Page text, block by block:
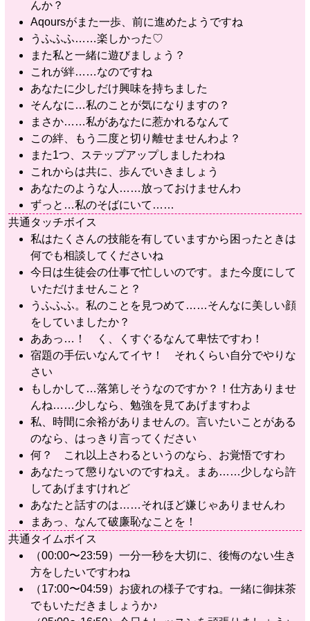
んか？
Aqoursがまた一歩、前に進めたようですね
うふふふ……楽しかった♡
また私と一緒に遊びましょう？
これが絆……なのですね
あなたに少しだけ興味を持ちました
そんなに…私のことが気になりますの？
まさか……私があなたに惹かれるなんて
この絆、もう二度と切り離せませんわよ？
また1つ、ステップアップしましたわね
これからは共に、歩んでいきましょう
あなたのような人……放っておけませんわ
ずっと…私のそばにいて……
共通タッチボイス
私はたくさんの技能を有していますから困ったときは
何でも相談してくださいね
今日は生徒会の仕事で忙しいのです。また今度にして
いただけませんこと？
うふふふ。私のことを見つめて……そんなに美しい顔
をしていましたか？
ああっ…！ く、くすぐるなんて卑怯ですわ！
宿題の手伝いなんてイヤ！ それくらい自分でやりな
さい
もしかして…落第しそうなのですか？！仕方ありませ
んね……少しなら、勉強を見てあげますわよ
私、時間に余裕がありませんの。言いたいことがある
のなら、はっきり言ってください
何？ これ以上さわるというのなら、お覚悟ですわ
あなたって懲りないのですねえ。まあ……少しなら許
してあげますけれど
あなたと話すのは……それほど嫌じゃありませんわ
まあっ、なんて破廉恥なことを！
共通タイムボイス
（00:00〜23:59）一分一秒を大切に、後悔のない生き
方をしたいですわね
（17:00〜04:59）お疲れの様子ですね。一緒に御抹茶
でもいただきましょうか♪